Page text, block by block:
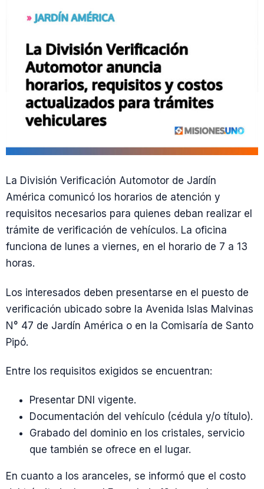
La División Verificación Automotor de Jardín
América comunicó los horarios de atención y
requisitos necesarios para quienes deban realizar el
trámite de verificación de vehículos. La oficina
funciona de lunes a viernes, en el horario de 7 a 13
horas.
Los interesados deben presentarse en el puesto de
verificación ubicado sobre la Avenida Islas Malvinas
N° 47 de Jardín América o en la Comisaría de Santo
Pipó.
Entre los requisitos exigidos se encuentran:
Presentar DNI vigente.
Documentación del vehículo (cédula y/o título).
Grabado del dominio en los cristales, servicio
que también se ofrece en el lugar.
En cuanto a los aranceles, se informó que el costo